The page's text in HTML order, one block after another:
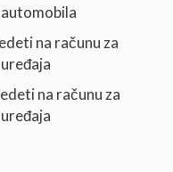
na računu za
na računu za